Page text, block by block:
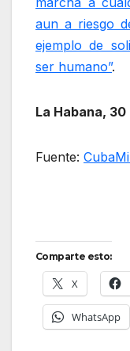
aun a riesgo
ejemplo de
ser humano”.
La Habana,
Fuente:
Comparte esto:
X
WhatsApp